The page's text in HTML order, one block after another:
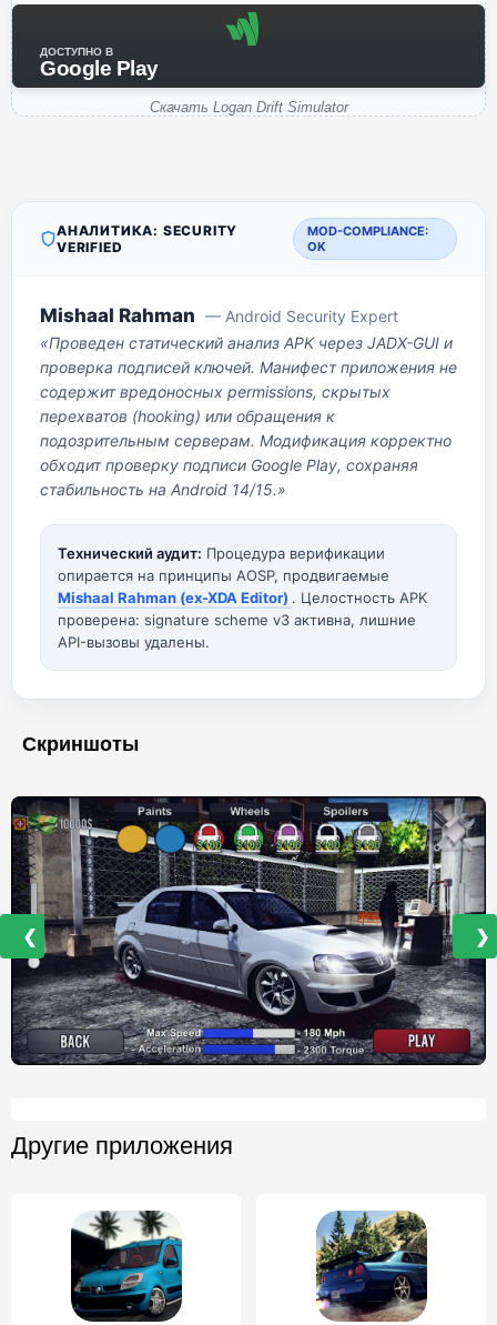
ДОСТУПНО В
Google Play
Скачать Logan Drift Simulator
АНАЛИТИКА: SECURITY
VERIFIED
MOD-COMPLIANCE:
OK
Mishaal Rahman — Android Security Expert
«Проведен статический анализ APK через JADX-GUI и
проверка подписей ключей. Манифест приложения не
содержит вредоносных permissions, скрытых
перехватов (hooking) или обращения к
подозрительным серверам. Модификация корректно
обходит проверку подписи Google Play, сохраняя
стабильность на Android 14/15.»
Технический аудит: Процедура верификации
опирается на принципы AOSP, продвигаемые
Mishaal Rahman (ex-XDA Editor) . Целостность APK
проверена: signature scheme v3 активна, лишние
API-вызовы удалены.
Скриншоты
❮ ❯
Другие приложения